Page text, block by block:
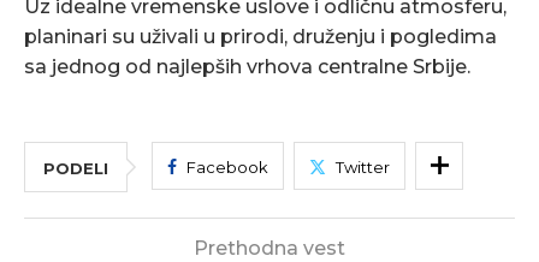
Uz idealne vremenske uslove i odličnu atmosferu,
planinari su uživali u prirodi, druženju i pogledima
sa jednog od najlepših vrhova centralne Srbije.
PODELI Facebook Twitter
Prethodna vest